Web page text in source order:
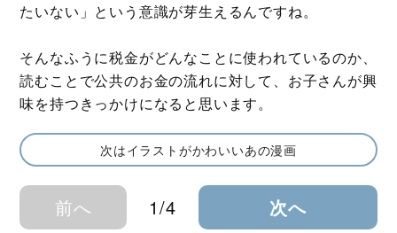
たいない」という意識が芽生えるんですね。
そんなふうに税金がどんなことに使われているのか、
読むことで公共のお金の流れに対して、お子さんが興
味を持つきっかけになると思います。
次はイラストがかわいいあの漫画
前へ 1/4 次へ